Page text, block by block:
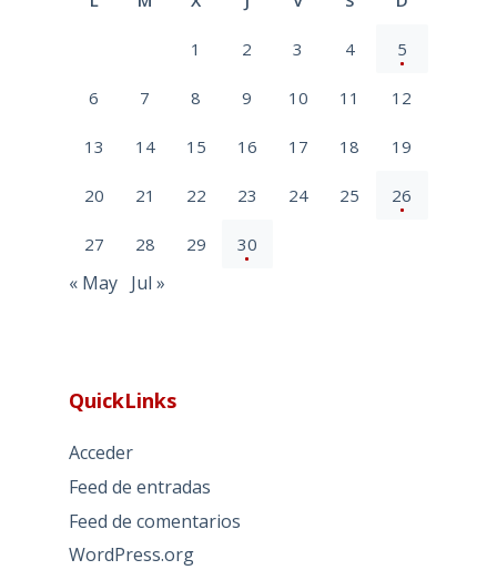
1 2 3 4 5
6 7 8 9 10 11 12
13 14 15 16 17 18 19
20 21 22 23 24 25 26
27 28 29 30
« May Jul »
QuickLinks
Acceder
Feed de entradas
Feed de comentarios
WordPress.org